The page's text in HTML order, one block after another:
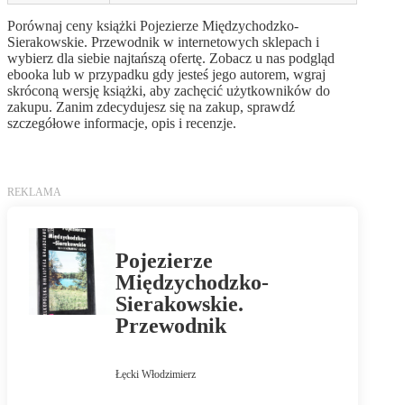
Porównaj ceny książki Pojezierze Międzychodzko-
Sierakowskie. Przewodnik w internetowych sklepach i
wybierz dla siebie najtańszą ofertę. Zobacz u nas podgląd
ebooka lub w przypadku gdy jesteś jego autorem, wgraj
skróconą wersję książki, aby zachęcić użytkowników do
zakupu. Zanim zdecydujesz się na zakup, sprawdź
szczegółowe informacje, opis i recenzje.